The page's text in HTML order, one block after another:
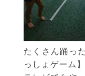
たくさん踊っ
っしょゲーム